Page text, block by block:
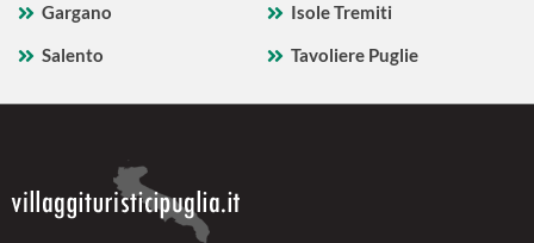
Gargano
Isole Tremiti
Salento
Tavoliere Puglie